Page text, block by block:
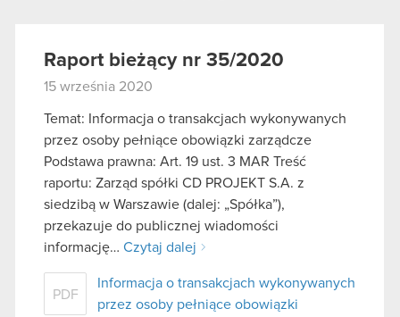
Raport bieżący nr 35/2020
15 września 2020
Temat: Informacja o transakcjach wykonywanych
przez osoby pełniące obowiązki zarządcze
Podstawa prawna: Art. 19 ust. 3 MAR Treść
raportu: Zarząd spółki CD PROJEKT S.A. z
siedzibą w Warszawie (dalej: „Spółka”),
przekazuje do publicznej wiadomości
informację… Czytaj dalej
PDF
Informacja o transakcjach wykonywanych
przez osoby pełniące obowiązki